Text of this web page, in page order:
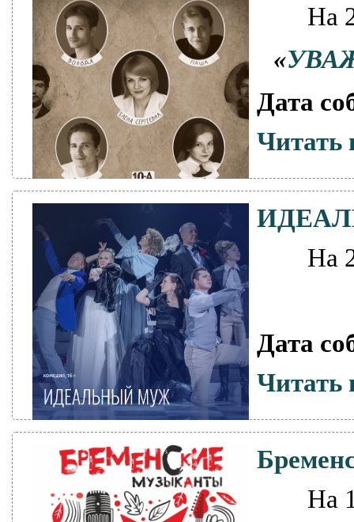
На
«
Дата
Читать
На
Дата
Читать
На